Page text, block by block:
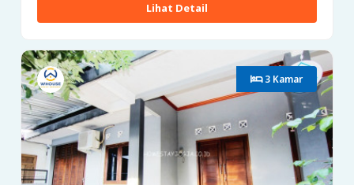
Lihat Detail
3 Kamar